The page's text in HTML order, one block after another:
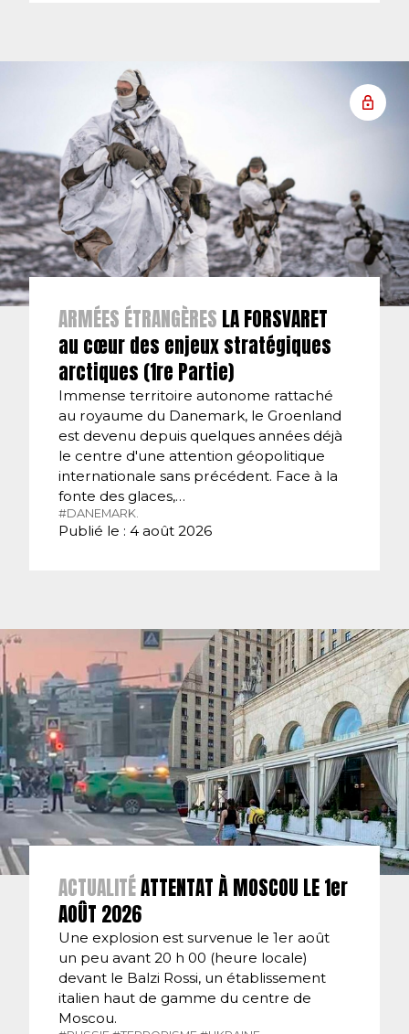
ARMÉES ÉTRANGÈRES LA FORSVARET
au cœur des enjeux stratégiques
arctiques (1re Partie)
Immense territoire autonome rattaché
au royaume du Danemark, le Groenland
est devenu depuis quelques années déjà
le centre d'une attention géopolitique
internationale sans précédent. Face à la
fonte des glaces,…
#DANEMARK.
Publié le : 4 août 2026
ACTUALITÉATTENTAT À MOSCOU LE 1er
AOÛT 2026
Une explosion est survenue le 1er août
un peu avant 20 h 00 (heure locale)
devant le Balzi Rossi, un établissement
italien haut de gamme du centre de
Moscou.